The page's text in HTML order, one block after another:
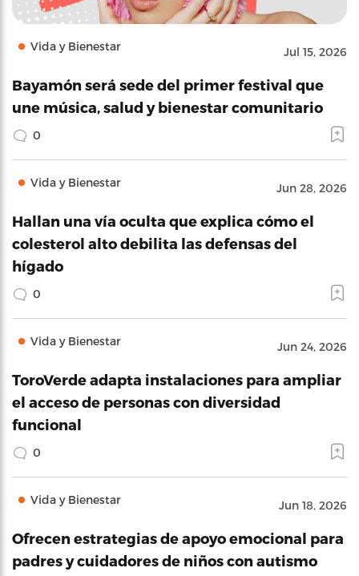
Vida y Bienestar Jul 15, 2026
Bayamón será sede del primer festival que
une música, salud y bienestar comunitario
0
Vida y Bienestar Jun 28, 2026
Hallan una vía oculta que explica cómo el
colesterol alto debilita las defensas del
hígado
0
Vida y Bienestar Jun 24, 2026
ToroVerde adapta instalaciones para ampliar
el acceso de personas con diversidad
funcional
0
Vida y Bienestar Jun 18, 2026
Ofrecen estrategias de apoyo emocional para
padres y cuidadores de niños con autismo